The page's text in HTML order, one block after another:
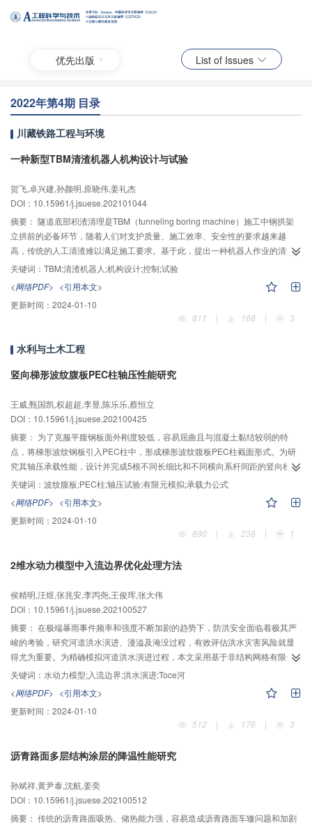
优先出版 List of Issues
2022年第4期 目录
川藏铁路工程与环境
一种新型TBM清渣机器人机构设计与试验
贺飞,卓兴建,孙颜明,原晓伟,姜礼杰
DOI：10.15961/j.jsuese.202101044
摘要： 隧道底部积渣清理是TBM（tunneling boring machine）施工中钢拱架
立拱前的必备环节，随着人们对支护质量、施工效率、安全性的要求越来越
高，传统的人工清渣难以满足施工要求。基于此，提出一种机器人作业的清渣
方法。首先，分析隧道底部积渣分布情况与环境结构特点，获得机器人设计要
求，进行新型机器人机构设计；其次，基于Denavit–Hartenberg（D–H）参数
法建立其连杆坐标系，进行正逆运动学计算，给出末端位姿矩阵的表达式和逆
运动学最优解的选取算法，并进行工作空间计算和分析；然后，以单关节位置
控制为例，进行积分分离PID控制器设计；最后，搭建了隧道底部积渣清理试验
830 mm的作业深度和±45°的作业范围；与传统PID相比，积分分离PID将超调
量降低18.7%，解决了位置误差累积引起的关节抖动问题，改善系统控制效
果；该清渣机器人作业周期为53 s，可作为敞开式TBM施工过程隧道底部积渣
关键词： TBM;清渣机器人;机构设计;控制;试验
<网络PDF> <引用本文>
更新时间： 2024-01-10
811
| 168 | 3
水利与土木工程
竖向梯形波纹腹板PEC柱轴压性能研究
王威,甄国凯,权超超,李昱,陈乐乐,蔡恒立
DOI：10.15961/j.jsuese.202100425
摘要： 为了克服平腹钢板面外刚度较低，容易屈曲且与混凝土黏结较弱的特
点，将梯形波纹钢板引入PEC柱中，形成梯形波纹腹板PEC柱截面形式。为研
究其轴压承载性能，设计并完成5根不同长细比和不同横向系杆间距的竖向梯形
波纹腹板PEC柱轴压试验，得到PEC柱试件在轴压作用下的破坏形态、荷载–位
移关系曲线、荷载–应变关系曲线等。结果表明：所有柱的破坏失效模式具有相
似性，都表现为翼缘鼓曲和混凝土压碎失效；由横向系杆、翼缘、波纹腹板组
成的约束形式能够较好地约束混凝土，提高混凝土抗压强度，增强构件延性，
提高变形能力；随着长细比增加，试件的初始刚度、峰值承载力均有所降低，
度、峰值荷载和延性系数均增大，试件具有更优越的轴心抗压性能。将有限元
结合试验结果和有限元拓展分析结果，利用叠加原理拟合得到竖向梯形波纹腹
板PEC柱在轴心受压状态下的承载力计算公式。公式计算结果可靠度较高，且
具有一定的安全储备，可为实际施工设计提供参考建议。
关键词： 波纹腹板;PEC柱;轴压试验;有限元模拟;承载力公式
<网络PDF> <引用本文>
更新时间： 2024-01-10
690
| 238 | 1
2维水动力模型中入流边界优化处理方法
侯精明,汪煜,张兆安,李丙尧,王俊珲,张大伟
DOI：10.15961/j.jsuese.202100527
摘要： 在极端暴雨事件频率和强度不断加剧的趋势下，防洪安全面临着极其严
峻的考验，研究河道洪水演进、漫溢及淹没过程，有效评估洪水灾害风险就显
得尤为重要。为精确模拟河道洪水演进过程，本文采用基于非结构网格有限体
积法建立的2维水动力模型，构建了一种基于虚拟单元法的入流边界改进方法。
该方法采用基于地形网格数据的纵断面提取法以近似确定深泓线的位置，从而
计算出河道平均纵比降；在入流边界各网格上以均匀流的方式入流，计算出不
同流量下的对应水位；依据各网格上的水深和入流边长计算权重以合理地分配
流量，再结合单宽流量边界条件确定边界外侧虚拟单元上的水力要素，最后耦
理模型试验的模拟，在入流边界附近计算出的水位、流速和流态都更为合理；
动传播时间与测量值较为接近，纳什效率系数在0.82～0.95，验证了该方法的
可行性和模型的准确性；并且在单机上用时86 s完成计算，效率较高，表明模
型能高效准确的模拟洪水演进过程。通过对入流模块的改进优化，模型可以更
关键词： 水动力模型;入流边界;洪水演进;Toce河
<网络PDF> <引用本文>
更新时间： 2024-01-10
512
| 176 | 3
沥青路面多层结构涂层的降温性能研究
孙斌祥,黄尹泰,沈航,姜奕
DOI：10.15961/j.jsuese.202100512
摘要： 传统的沥青路面吸热、储热能力强，容易造成沥青路面车辙问题和加剧